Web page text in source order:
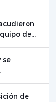
de
se
de